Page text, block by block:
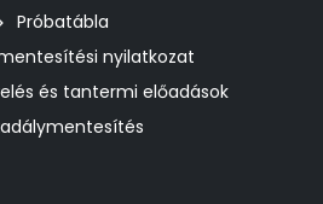
Próbatábla
nyilatkozat
és tantermi előadások